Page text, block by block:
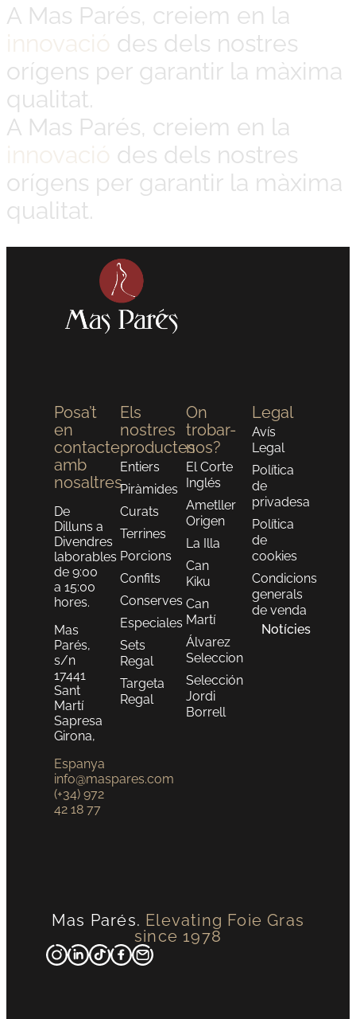
A Mas Parés, creiem en la
des dels nostres
orígens per garantir la màxima
qualitat.
A Mas Parés, creiem en la
des dels nostres
orígens per garantir la màxima
qualitat.
Posa’t
en
contacte
amb
nosaltres
De
Dilluns a
Divendres
laborables
de 9:00
a 15:00
hores.
Mas
Parés,
s/n
17441
Sant
Martí
Sapresa
Girona,
Espanya
info@maspares.com
(+34) 972
42 18 77
Els
nostres
productes
Entiers
Piràmides
Curats
Terrines
Porcions
Confits
Conserves
Especiales
Sets
Regal
Targeta
Regal
On
trobar-
nos?
El Corte
Inglés
Ametller
Origen
La Illa
Can
Kiku
Can
Martí
Álvarez
Seleccion
Selección
Jordi
Borrell
Legal
Avís
Legal
Política
de
privadesa
Política
de
cookies
Condicions
generals
de venda
Notícies
Mas Parés. Elevating Foie Gras
since 1978